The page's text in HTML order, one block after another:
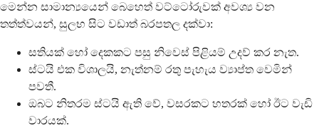
මෙන්න සාමාන්‍යයෙන් බෙහෙත් වට්ටෝරුවක් අවශ්‍ය වන
තත්ත්වයන්, සුලභ සිට වඩාත් බරපතල දක්වා:
සතියක් හෝ දෙකකට පසු නිවෙස් පිළියම් උදව් කර නැත.
ස්ටයි එක විශාලයි, නැත්නම් රතු පැහැය ව්‍යාප්ත වෙමින්
පවතී.
ඔබට නිතරම ස්ටයි ඇති වේ, වසරකට හතරක් හෝ ඊට වැඩි
වාරයක්.